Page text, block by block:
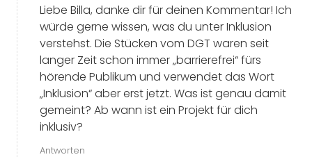
Liebe Billa, danke dir für deinen Kommentar! Ich
würde gerne wissen, was du unter Inklusion
verstehst. Die Stücken vom DGT waren seit
langer Zeit schon immer „barrierefrei“ fürs
hörende Publikum und verwendet das Wort
„Inklusion“ aber erst jetzt. Was ist genau damit
gemeint? Ab wann ist ein Projekt für dich
inklusiv?
Antworten